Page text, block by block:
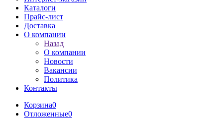
Каталоги
Прайс-лист
Доставка
О компании
Назад
О компании
Новости
Вакансии
Политика
Контакты
Корзина0
Отложенные0